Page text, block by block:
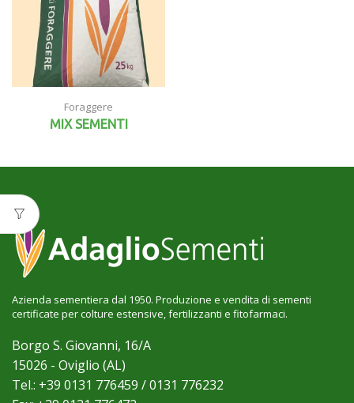
Foraggere
MIX SEMENTI
Azienda sementiera dal 1950. Produzione e vendita di sementi
certificate per colture estensive, fertilizzanti e fitofarmaci.
Borgo S. Giovanni, 16/A
15026 - Oviglio (AL)
Tel.: +39 0131 776459 / 0131 776232